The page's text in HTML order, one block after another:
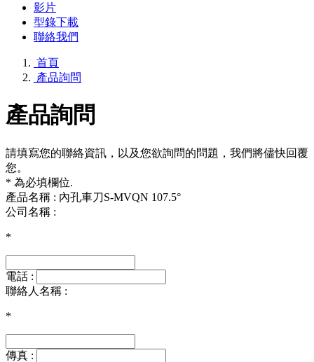
影片
型錄下載
聯絡我們
首頁
產品詢問
產品詢問
請填寫您的聯絡資訊，以及您欲詢問的問題，我們將儘快回覆
您。
* 為必填欄位.
產品名稱 : 內孔車刀S-MVQN 107.5°
公司名稱 :
*
電話 :
聯絡人名稱 :
*
傳真 :